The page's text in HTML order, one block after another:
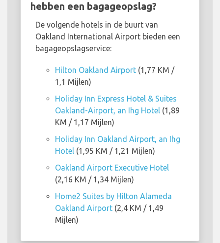
hebben een bagageopslag?
De volgende hotels in de buurt van
Oakland International Airport bieden een
bagageopslagservice:
Hilton Oakland Airport (1,77 KM /
1,1 Mijlen)
Holiday Inn Express Hotel & Suites
Oakland-Airport, an Ihg Hotel (1,89
KM / 1,17 Mijlen)
Holiday Inn Oakland Airport, an Ihg
Hotel (1,95 KM / 1,21 Mijlen)
Oakland Airport Executive Hotel
(2,16 KM / 1,34 Mijlen)
Home2 Suites by Hilton Alameda
Oakland Airport (2,4 KM / 1,49
Mijlen)